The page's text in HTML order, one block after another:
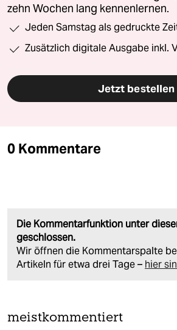
zehn Wochen lang kennenlernen.
Jeden Samstag als gedruckte
Zusätzlich digitale Ausgabe inkl.
Jetzt bestellen
0 Kommentare
Die Kommentarfunktion unter
geschlossen.
Wir öffnen die Kommentarspalte
Artikeln für etwa drei Tage – hier
meistkommentiert